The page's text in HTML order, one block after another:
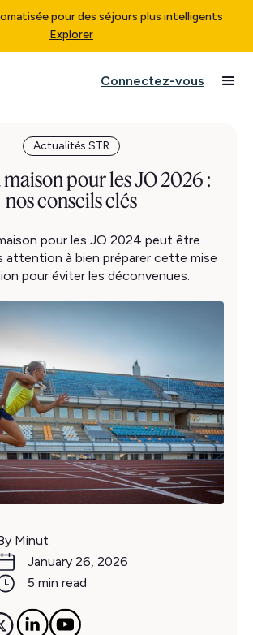
pour des séjours plus intelligents
Explorer
Connectez-vous
Actualités STR
pour les JO 2026 :
nos conseils clés
pour les JO 2024 peut être
attention à bien préparer cette mise
pour éviter les déconvenues.
Minut
January 26, 2026
5 min read